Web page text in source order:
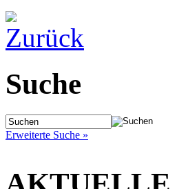
Suche
Erweiterte Suche »